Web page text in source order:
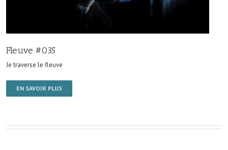
Fleuve #035
Je traverse le fleuve
EN SAVOIR PLUS